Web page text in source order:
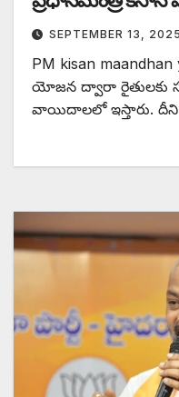
SEPTEMBER 13, 2025
PM kisan
యోజన ద్వారా రైతులకు
వాయిదాలలో ఇస్తారు. దీని